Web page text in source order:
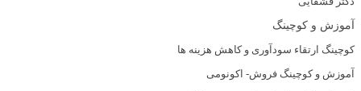
آموزش و کوچینگ
کوچینگ ارتقاء سودآوری و کاهش هزینه ها
آموزش و کوچینگ فروش- اکونومی